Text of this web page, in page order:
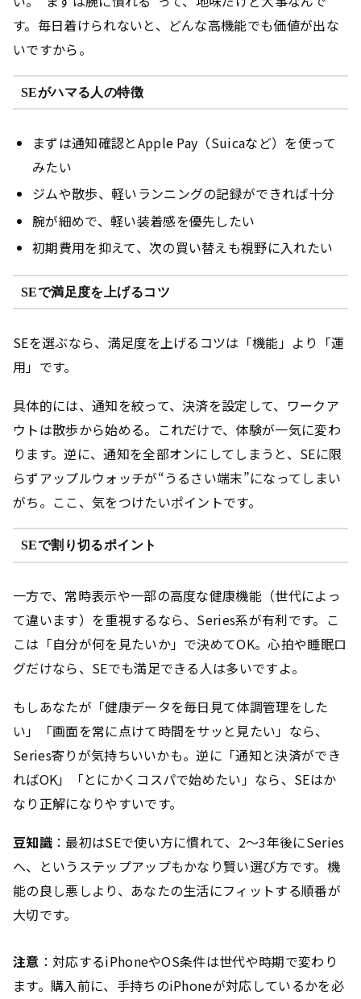
す。毎日着けられないと、どんな高機能でも価値が出な
いですから。
SEがハマる人の特徴
まずは通知確認とApple Pay（Suicaなど）を使って
みたい
ジムや散歩、軽いランニングの記録ができれば十分
腕が細めで、軽い装着感を優先したい
初期費用を抑えて、次の買い替えも視野に入れたい
SEで満足度を上げるコツ
SEを選ぶなら、満足度を上げるコツは「機能」より「運
用」です。
具体的には、通知を絞って、決済を設定して、ワークア
ウトは散歩から始める。これだけで、体験が一気に変わ
ります。逆に、通知を全部オンにしてしまうと、SEに限
らずアップルウォッチが“うるさい端末”になってしまい
がち。ここ、気をつけたいポイントです。
SEで割り切るポイント
一方で、常時表示や一部の高度な健康機能（世代によっ
て違います）を重視するなら、Series系が有利です。こ
こは「自分が何を見たいか」で決めてOK。心拍や睡眠ロ
グだけなら、SEでも満足できる人は多いですよ。
もしあなたが「健康データを毎日見て体調管理をした
い」「画面を常に点けて時間をサッと見たい」なら、
Series寄りが気持ちいいかも。逆に「通知と決済ができ
ればOK」「とにかくコスパで始めたい」なら、SEはか
なり正解になりやすいです。
豆知識：最初はSEで使い方に慣れて、2〜3年後にSeries
へ、というステップアップもかなり賢い選び方です。機
能の良し悪しより、あなたの生活にフィットする順番が
大切です。
注意 ：対応するiPhoneやOS条件は世代や時期で変わり
ます。購入前に、手持ちのiPhoneが対応しているかを必